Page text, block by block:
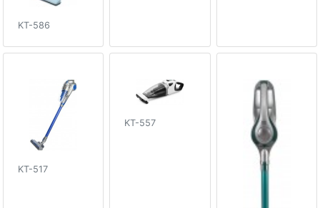
KT-586
KT-517
KT-557